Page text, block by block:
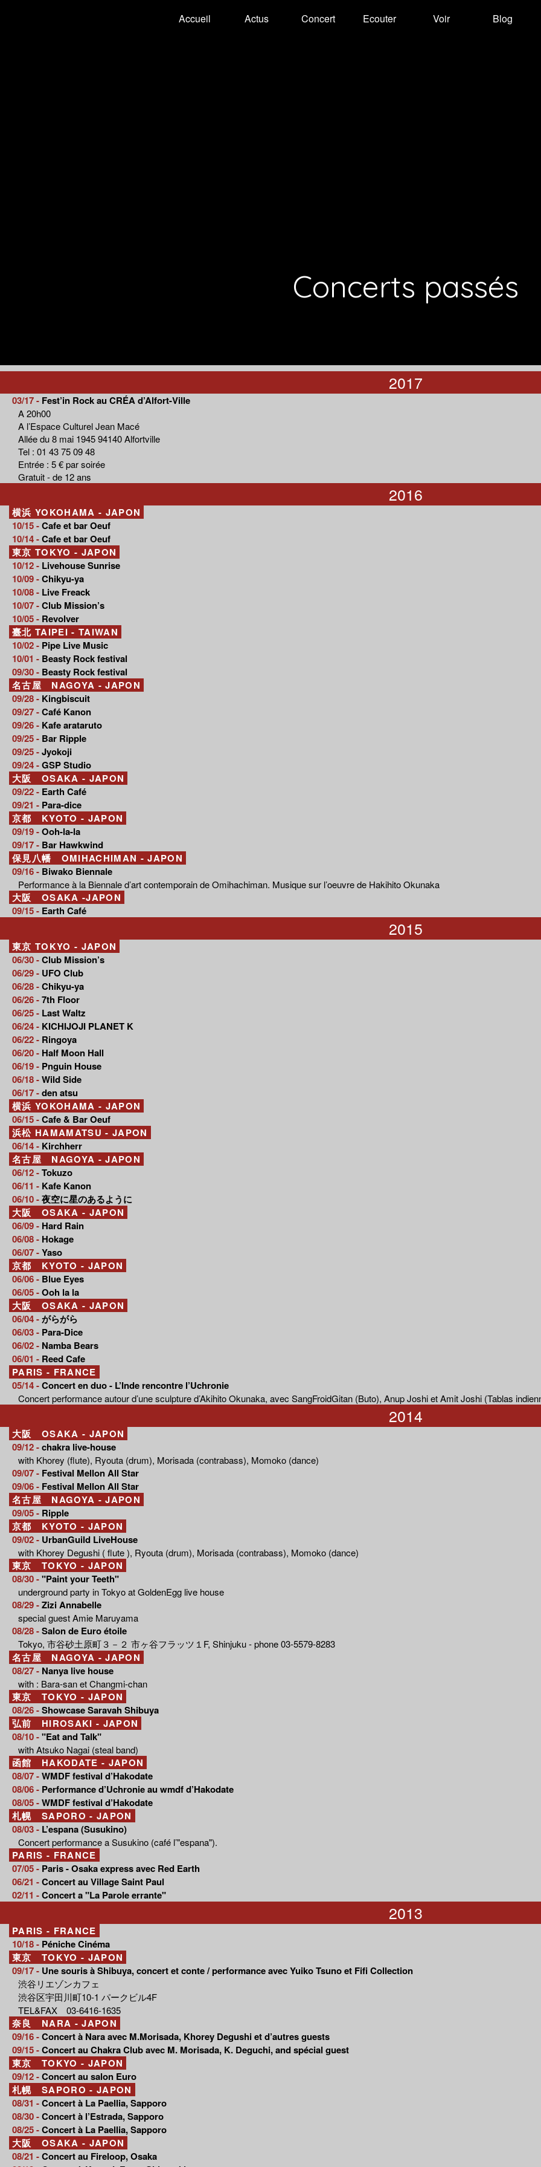
Accueil Actus Concert Ecouter Voir Blog
Concerts passés
2017
03/17 - Fest’in Rock au CRÉA d’Alfort-Ville
A 20h00
A l’Espace Culturel Jean Macé
Allée du 8 mai 1945 94140 Alfortville
Tel : 01 43 75 09 48
Entrée : 5 € par soirée
Gratuit - de 12 ans
2016
横浜 YOKOHAMA - JAPON
10/15 -Cafe et bar Oeuf
10/14 -Cafe et bar Oeuf
東京 TOKYO - JAPON
10/12 - Livehouse Sunrise
10/09 -Chikyu-ya
10/08 - Live Freack
10/07 -Club Mission’s
10/05 - Revolver
臺北 TAIPEI - TAIWAN
10/02 - Pipe Live Music
10/01 - Beasty Rock festival
09/30 - Beasty Rock festival
名古屋 NAGOYA - JAPON
09/28 - Kingbiscuit
09/27 -Café Kanon
09/26 - Kafe arataruto
09/25 - Bar Ripple
09/25 -Jyokoji
09/24 -GSP Studio
大阪 OSAKA - JAPON
09/22 - Earth Café
09/21 - Para-dice
京都 KYOTO - JAPON
09/19 -Ooh-la-la
09/17 - Bar Hawkwind
保見八幡 OMIHACHIMAN - JAPON
09/16 - Biwako Biennale
Performance à la Biennale d’art contemporain de Omihachiman. Musique sur l’oeuvre de Hakihito Okunaka
大阪 OSAKA -JAPON
09/15 - Earth Café
2015
東京 TOKYO - JAPON
06/30 -Club Mission’s
06/29 - UFO Club
06/28 -Chikyu-ya
06/26 -7th Floor
06/25 - Last Waltz
06/24 - KICHIJOJI PLANET K
06/22 - Ringoya
06/20 - Half Moon Hall
06/19 - Pnguin House
06/18 -Wild Side
06/17 -den atsu
横浜 YOKOHAMA - JAPON
06/15 -Cafe & Bar Oeuf
浜松 HAMAMATSU - JAPON
06/14 - Kirchherr
名古屋 NAGOYA - JAPON
06/12 -Tokuzo
06/11 - Kafe Kanon
06/10 -夜空に星のあるように
大阪 OSAKA - JAPON
06/09 - Hard Rain
06/08 - Hokage
06/07 -Yaso
京都 KYOTO - JAPON
06/06 - Blue Eyes
06/05 -Ooh la la
大阪 OSAKA - JAPON
06/04 -がらがら
06/03 - Para-Dice
06/02 - Namba Bears
06/01 - Reed Cafe
PARIS - FRANCE
05/14 -Concert en duo - L’Inde rencontre l’Uchronie
Concert performance autour d’une sculpture d’Akihito Okunaka, avec SangFroidGitan (Buto), Anup Joshi et Amit Joshi (Tablas
2014
大阪 OSAKA - JAPON
09/12 -chakra live-house
with Khorey (flute), Ryouta (drum), Morisada (contrabass), Momoko (dance)
09/07 - Festival Mellon All Star
09/06 - Festival Mellon All Star
名古屋 NAGOYA - JAPON
09/05 - Ripple
京都 KYOTO - JAPON
09/02 - UrbanGuild LiveHouse
with Khorey Degushi ( flute ), Ryouta (drum), Morisada (contrabass), Momoko (dance)
東京 TOKYO - JAPON
08/30 -"Paint your Teeth"
underground party in Tokyo at GoldenEgg live house
08/29 -Zizi Annabelle
special guest Amie Maruyama
08/28 -Salon de Euro étoile
Tokyo, 市谷砂土原町３－２ 市ヶ谷フラッツ１F, Shinjuku - phone 03-5579-8283
名古屋 NAGOYA - JAPON
08/27 - Nanya live house
with : Bara-san et Changmi-chan
東京 TOKYO - JAPON
08/26 -Showcase Saravah Shibuya
弘前 HIROSAKI - JAPON
08/10 -"Eat and Talk"
with Atsuko Nagai (steal band)
函館 HAKODATE - JAPON
08/07 -WMDF festival d’Hakodate
08/06 - Performance d’Uchronie au wmdf d’Hakodate
08/05 -WMDF festival d’Hakodate
札幌 SAPORO - JAPON
08/03 - L’espana (Susukino)
Concert performance a Susukino (café l’"espana").
PARIS - FRANCE
07/05 - Paris - Osaka express avec Red Earth
06/21 -Concert au Village Saint Paul
02/11 -Concert a "La Parole errante"
2013
PARIS - FRANCE
10/18 - Péniche Cinéma
東京 TOKYO - JAPON
09/17 - Une souris à Shibuya, concert et conte / performance avec Yuiko Tsuno et Fifi Collection
渋谷リエゾンカフェ
渋谷区宇田川町10-1 パークビル4F
TEL&FAX 03-6416-1635
奈良 NARA - JAPON
09/16 -Concert à Nara avec M.Morisada, Khorey Degushi et d’autres guests
09/15 -Concert au Chakra Club avec M. Morisada, K. Deguchi, and spécial guest
東京 TOKYO - JAPON
09/12 -Concert au salon Euro
札幌 SAPORO - JAPON
08/31 -Concert à La Paellia, Sapporo
08/30 -Concert à l’Estrada, Sapporo
08/25 -Concert à La Paellia, Sapporo
大阪 OSAKA - JAPON
08/21 -Concert au Fireloop, Osaka